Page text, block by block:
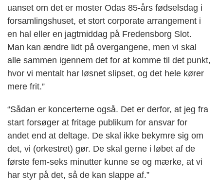
uanset om det er moster Odas 85-års fødselsdag i
forsamlingshuset, et stort corporate arrangement i
en hal eller en jagtmiddag på Fredensborg Slot.
Man kan ændre lidt på overgangene, men vi skal
alle sammen igennem det for at komme til det punkt,
hvor vi mentalt har løsnet slipset, og det hele kører
mere frit.”
“Sådan er koncerterne også. Det er derfor, at jeg fra
start forsøger at fritage publikum for ansvar for
andet end at deltage. De skal ikke bekymre sig om
det, vi (orkestret) gør. De skal gerne i løbet af de
første fem-seks minutter kunne se og mærke, at vi
har styr på det, så de kan slappe af.”